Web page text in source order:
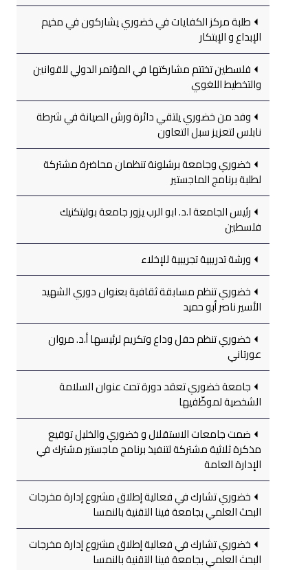
طلبة مركز الكفايات في خضوري يشاركون في مخيم
الإبداع و الإبتكار
فلسطين تختتم مشاركتها في المؤتمر الدولي للقوانين
والتخطيط اللغوي
وفد من خضوري يلتقي دائرة ورش الصيانة في شرطة
نابلس لتعزيز سبل التعاون
خضوري وجامعة برشلونة تنظمان محاضرة مشتركة
لطلبة برنامج الماجستير
رئيس الجامعة ا.د. ابو الرب يزور جامعة بوليتكنيك
فلسطين
ورشة تدريبية تجريبية للإخلاء
خضوري تنظم مسابقة ثقافية بعنوان دوري الشهيد
الأسير ناصر أبو حميد
خضوري تنظم حفل وداع وتكريم لرئيسها أ.د. مروان
عورتاني
جامعة خضوري تعقد دورة تحت عنوان السلامة
الشخصية لموظّفيها
ضمت جامعات الاستقلال و خضوري والخليل توقيع
مذكرة ثلاثية مشتركة لتنفيذ برنامج ماجستير مشترك في
الإدارة العامة
خضوري تشارك في فعالية إطلاق مشروع إدارة مخرجات
البحث العلمي بجامعة فينا التقنية بالنمسا
خضوري تشارك في فعالية إطلاق مشروع إدارة مخرجات
البحث العلمي بجامعة فينا التقنية بالنمسا